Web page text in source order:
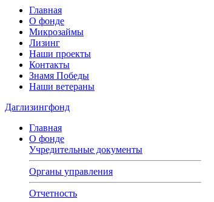
Главная
О фонде
Микрозаймы
Лизинг
Наши проекты
Контакты
Знамя Победы
Наши ветераны
Даглизингфонд
Главная
О фонде
Учредительные документы
Органы управления
Отчетность